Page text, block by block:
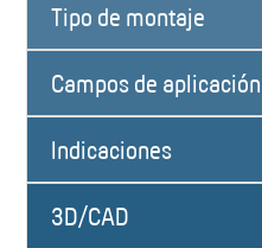
Tipo de montaje
Campos de aplicación
Indicaciones
3D/CAD